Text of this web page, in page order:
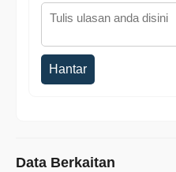
Hantar
Data Berkaitan